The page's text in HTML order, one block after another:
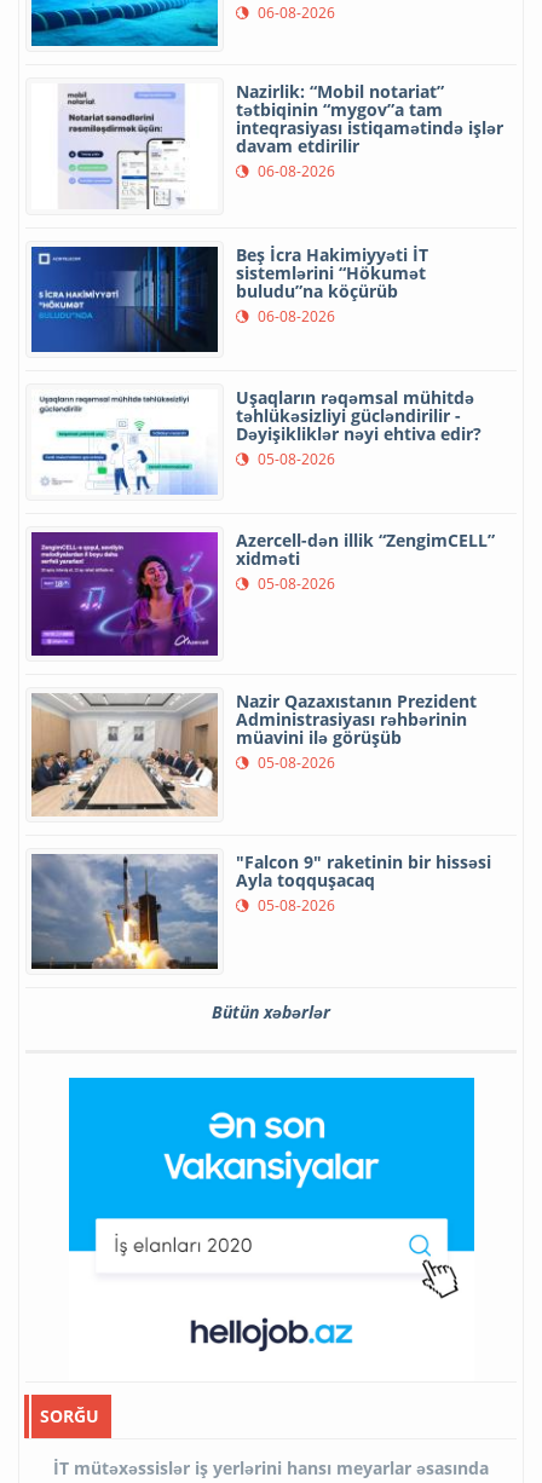
06-08-2026
Nazirlik: “Mobil notariat”
tətbiqinin “mygov”a tam
inteqrasiyası istiqamətində işlər
davam etdirilir
06-08-2026
Beş İcra Hakimiyyəti İT
sistemlərini “Hökumət
buludu”na köçürüb
06-08-2026
Uşaqların rəqəmsal mühitdə
təhlükəsizliyi gücləndirilir -
Dəyişikliklər nəyi ehtiva edir?
05-08-2026
Azercell-dən illik “ZengimCELL”
xidməti
05-08-2026
Nazir Qazaxıstanın Prezident
Administrasiyası rəhbərinin
müavini ilə görüşüb
05-08-2026
"Falcon 9" raketinin bir hissəsi
Ayla toqquşacaq
05-08-2026
Bütün xəbərlər
SORĞU
İT mütəxəssislər iş yerlərini hansı meyarlar əsasında